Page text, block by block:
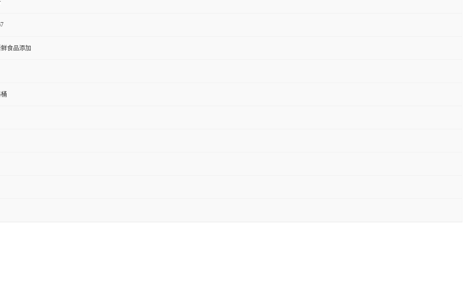
食品添加